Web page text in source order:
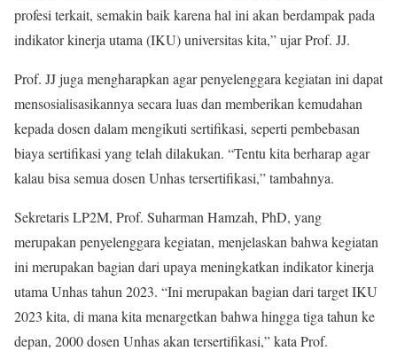
profesi terkait, semakin baik karena hal ini akan berdampak pada
indikator kinerja utama (IKU) universitas kita,” ujar Prof. JJ.
Prof. JJ juga mengharapkan agar penyelenggara kegiatan ini dapat
mensosialisasikannya secara luas dan memberikan kemudahan
kepada dosen dalam mengikuti sertifikasi, seperti pembebasan
biaya sertifikasi yang telah dilakukan. “Tentu kita berharap agar
kalau bisa semua dosen Unhas tersertifikasi,” tambahnya.
Sekretaris LP2M, Prof. Suharman Hamzah, PhD, yang
merupakan penyelenggara kegiatan, menjelaskan bahwa kegiatan
ini merupakan bagian dari upaya meningkatkan indikator kinerja
utama Unhas tahun 2023. “Ini merupakan bagian dari target IKU
2023 kita, di mana kita menargetkan bahwa hingga tiga tahun ke
depan, 2000 dosen Unhas akan tersertifikasi,” kata Prof.